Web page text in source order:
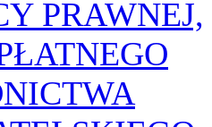
PRAWNEJ,